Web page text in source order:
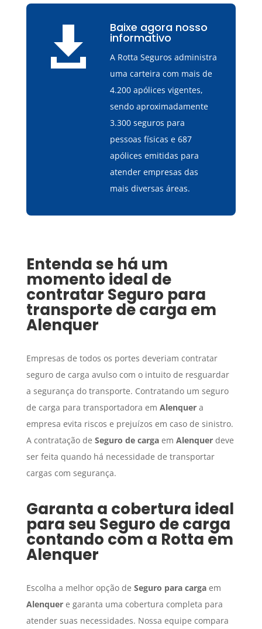
 Baixe agora nosso
informativo
A Rotta Seguros administra
uma carteira com mais de
4.200 apólices vigentes,
sendo aproximadamente
3.300 seguros para
pessoas físicas e 687
apólices emitidas para
atender empresas das
mais diversas áreas.
Entenda se há um
momento ideal de
contratar Seguro para
transporte de carga em
Alenquer
Empresas de todos os portes deveriam contratar
seguro de carga avulso com o intuito de resguardar
a segurança do transporte. Contratando um seguro
de carga para transportadora em Alenquera
empresa evita riscos e prejuízos em caso de sinistro.
A contratação de Seguro de cargaem Alenquerdeve
ser feita quando há necessidade de transportar
cargas com segurança.
Garanta a cobertura ideal
para seu Seguro de carga
contando com a Rotta em
Alenquer
Escolha a melhor opção de Seguro para cargaem
Alenquere garanta uma cobertura completa para
atender suas necessidades. Nossa equipe compara